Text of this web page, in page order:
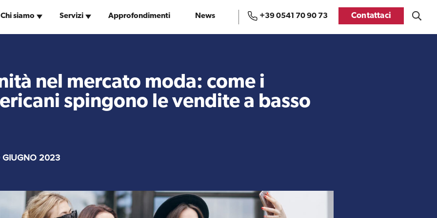
Chi siamo Servizi
Comunicazione
e Accesso al Mercato
Approfondimenti Contattaci
News +39 0541 70 90 73
nel mercato moda: come i
spingono le vendite a basso
2023